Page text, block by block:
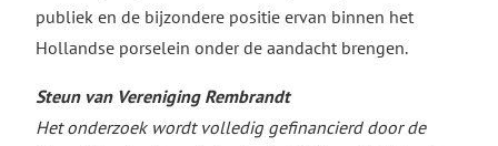
publiek en de bijzondere positie ervan binnen het
Hollandse porselein onder de aandacht brengen.
Steun van Vereniging Rembrandt
Het onderzoek wordt volledig gefinancierd door de